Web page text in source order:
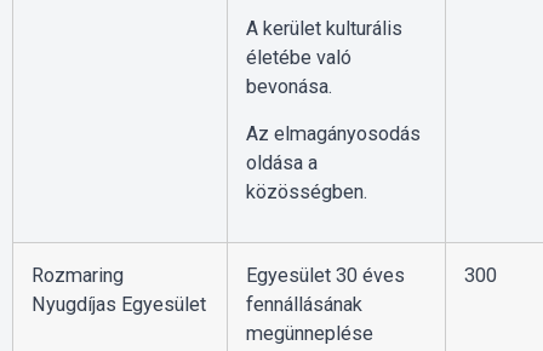
A kerület kulturális
életébe való
bevonása.
Az elmagányosodás
oldása a
közösségben.
Rozmaring
Nyugdíjas Egyesület
Egyesület 30 éves
fennállásának
megünneplése
300